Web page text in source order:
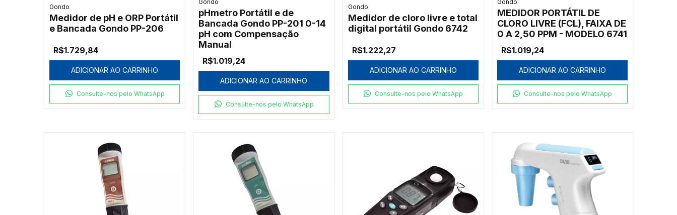
Gondo
Medidor de pH e ORP Portátil
e Bancada Gondo PP-206
R$1.729,84
ADICIONAR AO CARRINHO
Consulte-nos pelo WhatsApp
Gondo
pHmetro Portátil e de
Bancada Gondo PP-201 0-14
pH com Compensação
Manual
R$1.019,24
ADICIONAR AO CARRINHO
Consulte-nos pelo WhatsApp
Gondo
Medidor de cloro livre e total
digital portátil Gondo 6742
R$1.222,27
ADICIONAR AO CARRINHO
Consulte-nos pelo WhatsApp
Gondo
MEDIDOR PORTÁTIL DE
CLORO LIVRE (FCL), FAIXA DE
0 A 2,50 PPM - MODELO 6741
R$1.019,24
ADICIONAR AO CARRINHO
Consulte-nos pelo WhatsApp